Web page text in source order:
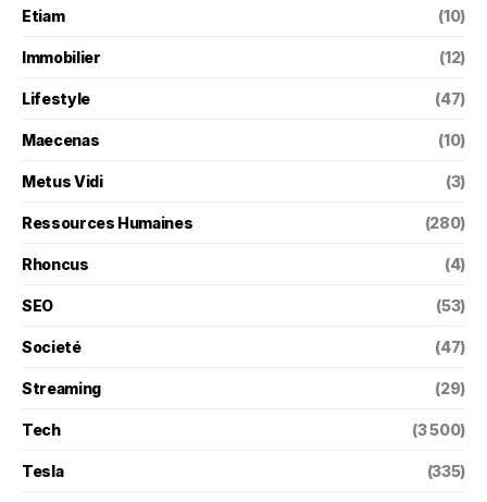
Etiam (10)
Immobilier (12)
Lifestyle (47)
Maecenas (10)
Metus Vidi (3)
Ressources Humaines (280)
Rhoncus (4)
SEO (53)
Societé (47)
Streaming (29)
Tech (3 500)
Tesla (335)